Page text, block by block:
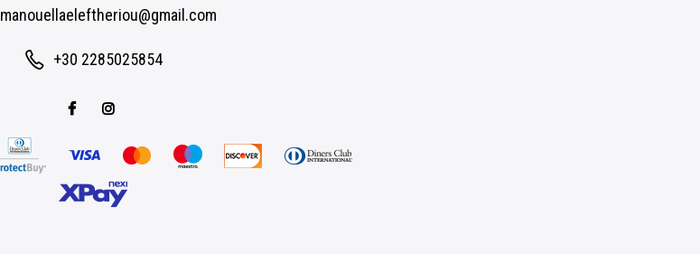
manouellaeleftheriou@gmail.com
+30 2285025854